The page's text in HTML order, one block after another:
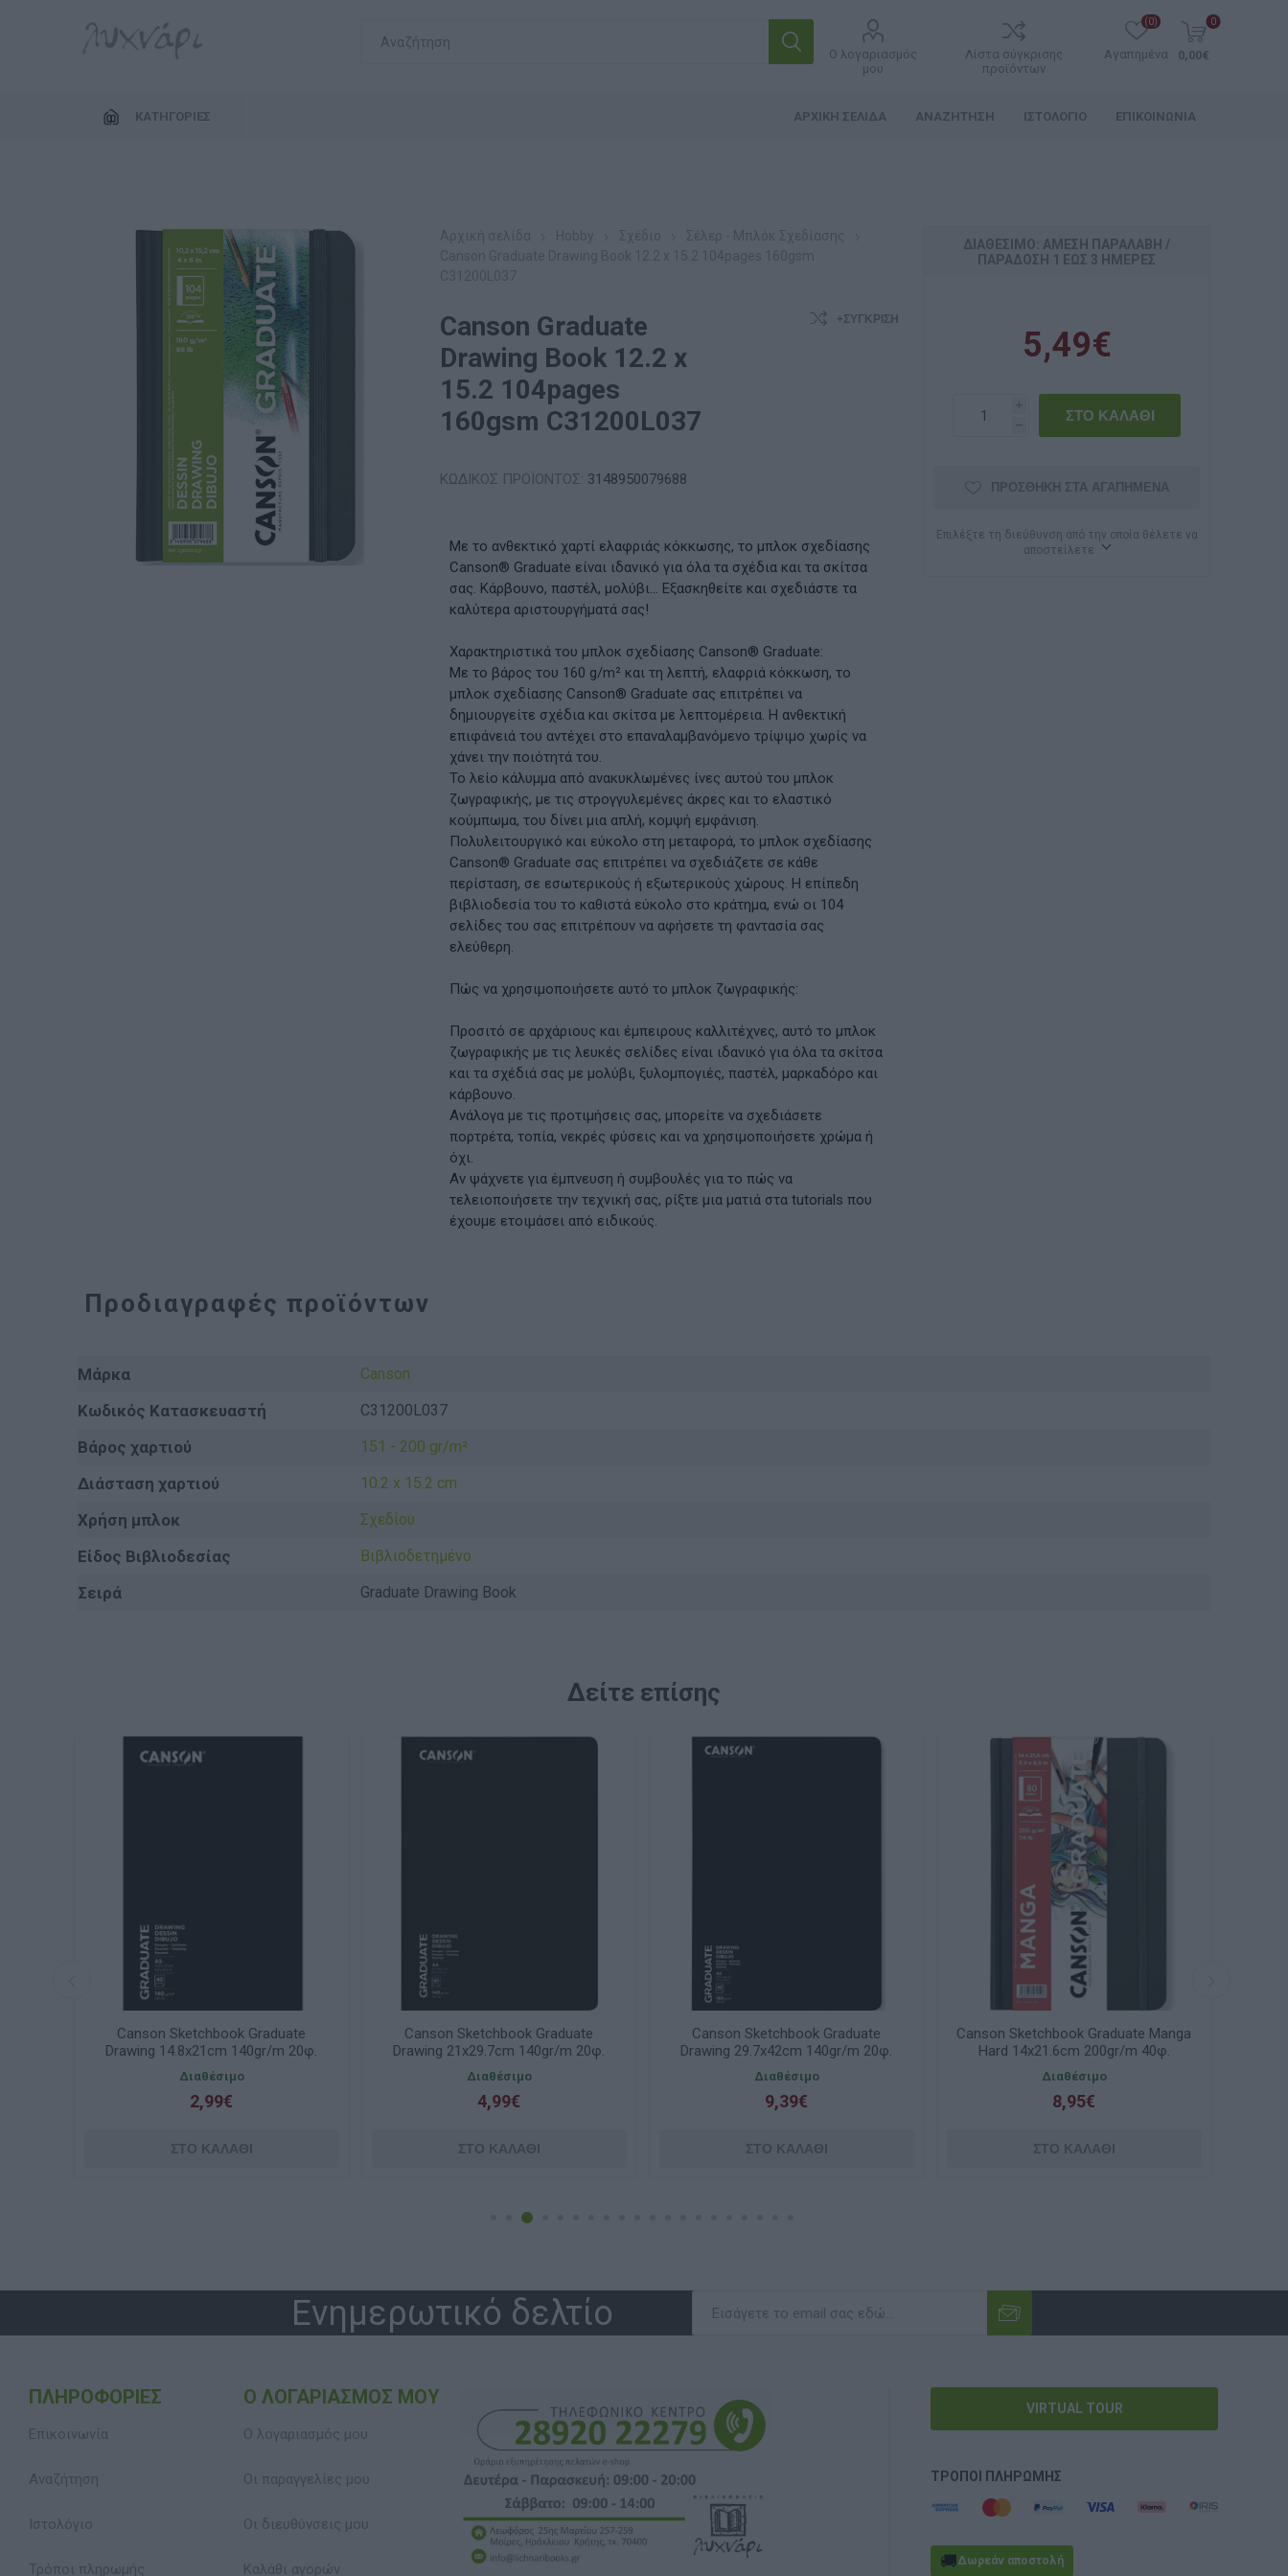
Ο λογαριασμός
μου
Λίστα σύγκρισης
προϊόντων
Αγαπημένα
(0) 0
0,00€
ΚΑΤΗΓΟΡΊΕΣ ΑΡΧΙΚΉ ΣΕΛΊΔΑ ΑΝΑΖΉΤΗΣΗ ΙΣΤΟΛΌΓΙΟ ΕΠΙΚΟΙΝΩΝΊΑ
Canson Graduate
Drawing Book 12.2 x
15.2 104pages
160gsm C31200L037
+ΣΎΓΚΡΙΣΗ
ΚΩΔΙΚΟΣ ΠΡΟΪΟΝΤΟΣ: 3148950079688
Με το ανθεκτικό χαρτί ελαφριάς κόκκωσης, το μπλοκ σχεδίασης
Canson® Graduate είναι ιδανικό για όλα τα σχέδια και τα σκίτσα
σας. Κάρβουνο, παστέλ, μολύβι... Εξασκηθείτε και σχεδιάστε τα
καλύτερα αριστουργήματά σας!
Χαρακτηριστικά του μπλοκ σχεδίασης Canson® Graduate:
Με το βάρος του 160 g/m² και τη λεπτή, ελαφριά κόκκωση, το
μπλοκ σχεδίασης Canson® Graduate σας επιτρέπει να
δημιουργείτε σχέδια και σκίτσα με λεπτομέρεια. Η ανθεκτική
επιφάνειά του αντέχει στο επαναλαμβανόμενο τρίψιμο χωρίς να
χάνει την ποιότητά του.
Το λείο κάλυμμα από ανακυκλωμένες ίνες αυτού του μπλοκ
ζωγραφικής, με τις στρογγυλεμένες άκρες και το ελαστικό
κούμπωμα, του δίνει μια απλή, κομψή εμφάνιση.
Πολυλειτουργικό και εύκολο στη μεταφορά, το μπλοκ σχεδίασης
Canson® Graduate σας επιτρέπει να σχεδιάζετε σε κάθε
περίσταση, σε εσωτερικούς ή εξωτερικούς χώρους. Η επίπεδη
βιβλιοδεσία του το καθιστά εύκολο στο κράτημα, ενώ οι 104
σελίδες του σας επιτρέπουν να αφήσετε τη φαντασία σας
ελεύθερη.
Πώς να χρησιμοποιήσετε αυτό το μπλοκ ζωγραφικής:
Προσιτό σε αρχάριους και έμπειρους καλλιτέχνες, αυτό το μπλοκ
ζωγραφικής με τις λευκές σελίδες είναι ιδανικό για όλα τα σκίτσα
και τα σχέδιά σας με μολύβι, ξυλομπογιές, παστέλ, μαρκαδόρο και
κάρβουνο.
Ανάλογα με τις προτιμήσεις σας, μπορείτε να σχεδιάσετε
πορτρέτα, τοπία, νεκρές φύσεις και να χρησιμοποιήσετε χρώμα ή
όχι.
Αν ψάχνετε για έμπνευση ή συμβουλές για το πώς να
τελειοποιήσετε την τεχνική σας, ρίξτε μια ματιά στα tutorials που
έχουμε ετοιμάσει από ειδικούς.
ΔΙΑΘΈΣΙΜΟ: ΆΜΕΣΗ ΠΑΡΑΛΑΒΉ /
ΠΑΡΆΔOΣΗ 1 ΈΩΣ 3 ΗΜΈΡΕΣ
5,49€
i
h
ΠΡΟΣΘΉΚΗ ΣΤΑ ΑΓΑΠΗΜΈΝΑ
Επιλέξτε τη διεύθυνση από την οποία θέλετε να
αποστείλετε
Προδιαγραφές προϊόντων
Μάρκα Canson
Κωδικός Κατασκευαστή C31200L037
Βάρος χαρτιού 151 - 200 gr/m²
Διάσταση χαρτιού 10.2 x 15.2 cm
Χρήση μπλοκ Σχεδίου
Είδος Βιβλιοδεσίας Βιβλιοδετημένο
Σειρά Graduate Drawing Book
Δείτε επίσης
Canson Sketchbook Graduate
Drawing 14.8x21cm 140gr/m 20φ.
C31200L051
Διαθέσιμο
2,99€
Canson Sketchbook Graduate
Drawing 21x29.7cm 140gr/m 20φ.
C31200L052
Διαθέσιμο
4,99€
Canson Sketchbook Graduate
Drawing 29.7x42cm 140gr/m 20φ.
C31200L053
Διαθέσιμο
9,39€
Canson Sketchbook Graduate Manga
Hard 14x21.6cm 200gr/m 40φ.
Portrait C31200L035
Διαθέσιμο
8,95€
Ενημερωτικό δελτίο
ΠΛΗΡΟΦΟΡΊΕΣ
Επικοινωνία
Αναζήτηση
Ιστολόγιο
Τρόποι πληρωμής
Ο ΛΟΓΑΡΙΑΣΜΌΣ ΜΟΥ
Ο λογαριασμός μου
Οι παραγγελίες μου
Οι διευθύνσεις μου
Καλάθι αγορών
VIRTUAL TOUR
ΤΡΌΠΟΙ ΠΛΗΡΩΜΉΣ
🚚Δωρεάν αποστολή